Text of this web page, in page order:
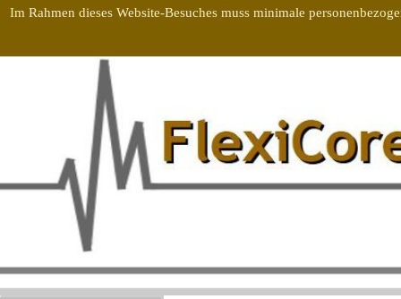
Im Rahmen dieses Website-Besuches muss minimale
Direkt zum Seiteninhalt